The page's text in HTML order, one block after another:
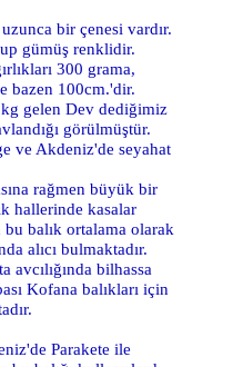
uzunca bir çenesi vardır.
gümüş renklidir.
300 grama,
bazen 100cm.'dir.
kg gelen Dev dediğimiz
görülmüştür.
ve Akdeniz'de seyahat
rağmen büyük bir
hallerinde kasalar
bu balık ortalama olarak
alıcı bulmaktadır.
avcılığında bilhassa
Kofana balıkları için
Parakete ile